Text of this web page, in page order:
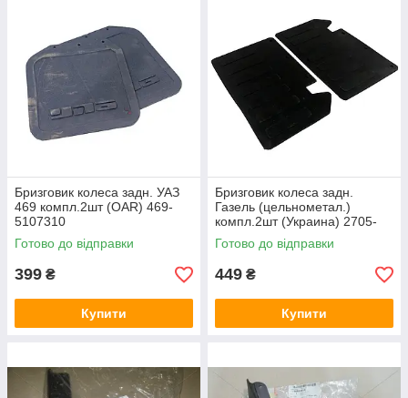
Бризговик колеса задн. УАЗ
469 компл.2шт (OAR) 469-
5107310
Готово до відправки
399 ₴
Купити
Бризговик колеса задн.
Газель (цельнометал.)
компл.2шт (Украина) 2705-
5401568
Готово до відправки
449 ₴
Купити